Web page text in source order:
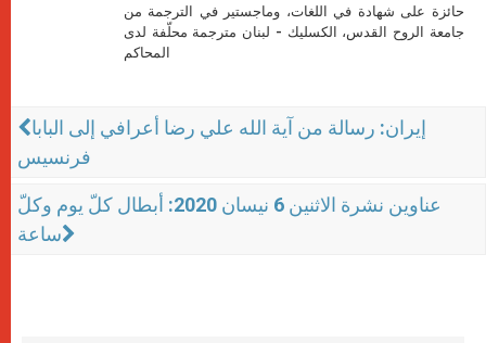
حائزة على شهادة في اللغات، وماجستير في الترجمة من
جامعة الروح القدس، الكسليك - لبنان مترجمة محلّفة لدى
المحاكم
إيران: رسالة من آية الله علي رضا أعرافي إلى البابا
فرنسيس
عناوين نشرة الاثنين 6 نيسان 2020: أبطال كلّ يوم وكلّ
ساعة